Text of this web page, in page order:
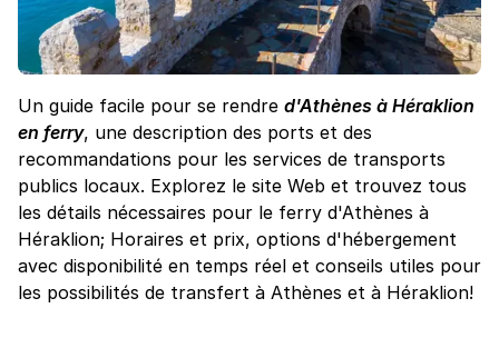
Un guide facile pour se rendre d'Athènes à Héraklion
en ferry, une description des ports et des
recommandations pour les services de transports
publics locaux. Explorez le site Web et trouvez tous
les détails nécessaires pour le ferry d'Athènes à
Héraklion; Horaires et prix, options d'hébergement
avec disponibilité en temps réel et conseils utiles pour
les possibilités de transfert à Athènes et à Héraklion!